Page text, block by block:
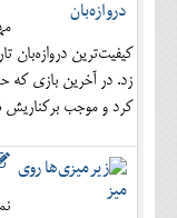
کیفیت‌ترین دروازه‌بان
زد. در آخرین بازی که
کرد و موجب برکناریش